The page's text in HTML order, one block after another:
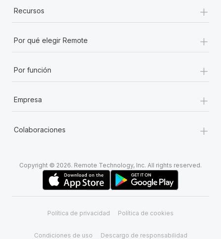
Recursos +
Por qué elegir Remote +
Por función +
Empresa +
Colaboraciones +
Copyright © 2026. Remote Technology, Inc. All rights reserved.
Política de privacidad Política de cookies
Condiciones de uso Descargo de responsabilidad